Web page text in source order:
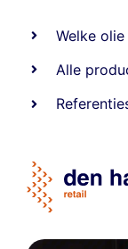
Welke
Alle
Referentie